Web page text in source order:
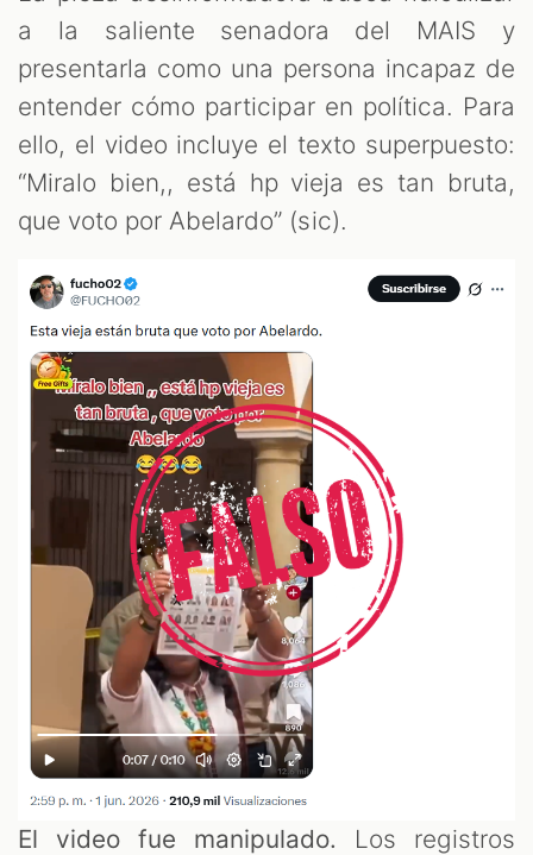
a la saliente senadora del MAIS y
presentarla como una persona incapaz de
entender cómo participar en política. Para
ello, el video incluye el texto superpuesto:
“Miralo bien,, está hp vieja es tan bruta,
que voto por Abelardo” (sic).
El video fue manipulado. Los registros